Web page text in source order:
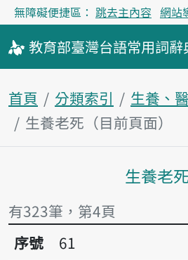
無障礙便捷區： 跳去主內容 網站
教育部臺灣台語常用詞辭
首頁 分類索引
生養、
生養老死（目前頁面）
主內
生養老死
有323筆，第4頁
序號61幼
序號
61